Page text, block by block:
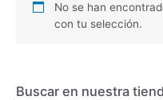
Buscar en nuestra
No se han
con tu selección.